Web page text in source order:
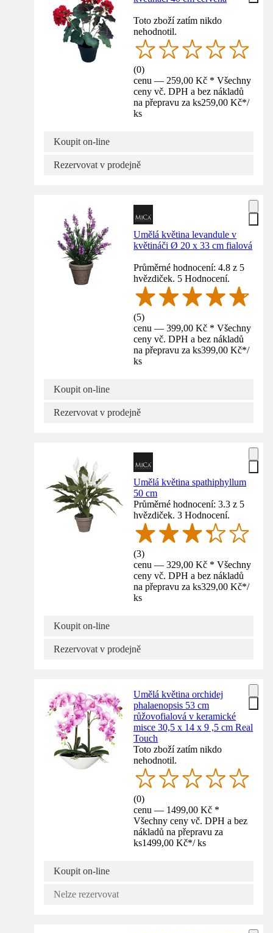
Toto zboží zatím nikdo
nehodnotil.
(0)
cenu — 259,00 Kč * Všechny
ceny vč. DPH a bez nákladů
na přepravu za ks259,00 Kč*/
ks
Koupit on-line
Rezervovat v prodejně
Umělá květina levandule v
květináči Ø 20 x 33 cm fialová
Průměrné hodnocení: 4.8 z 5
hvězdiček. 5 Hodnocení.
(5)
cenu — 399,00 Kč * Všechny
ceny vč. DPH a bez nákladů
na přepravu za ks399,00 Kč*/
ks
Koupit on-line
Rezervovat v prodejně
Umělá květina spathiphyllum
50 cm
Průměrné hodnocení: 3.3 z 5
hvězdiček. 3 Hodnocení.
(3)
cenu — 329,00 Kč * Všechny
ceny vč. DPH a bez nákladů
na přepravu za ks329,00 Kč*/
ks
Koupit on-line
Rezervovat v prodejně
Umělá květina orchidej
phalaenopsis 53 cm
růžovofialová v keramické
misce 30,5 x 14 x 9 ,5 cm Real
Touch
Toto zboží zatím nikdo
nehodnotil.
(0)
cenu — 1499,00 Kč *
Všechny ceny vč. DPH a bez
nákladů na přepravu za
ks1499,00 Kč*/ ks
Koupit on-line
Nelze rezervovat